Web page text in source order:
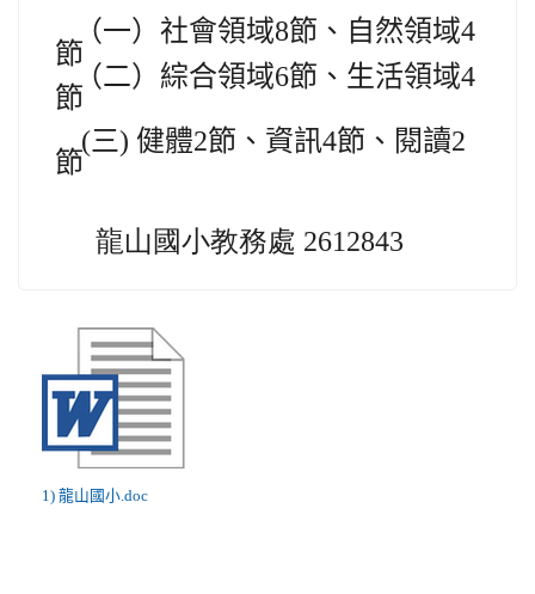
（一）社會領域8節、自然領域4
節
（二）綜合領域6節、生活領域4
節
(三) 健體2節 、資訊4節、閱讀2
節
龍山國小教務處 2612843
1) 龍山國小.doc